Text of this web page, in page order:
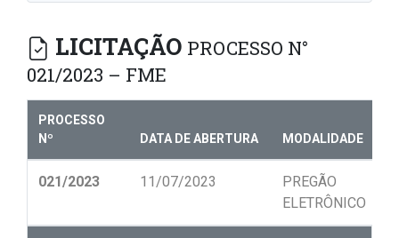
LICITAÇÃO PROCESSO N°
021/2023 – FME
PROCESSO
Nº
DATA DE ABERTURA MODALIDADE
021/2023 11/07/2023
PREGÃO
ELETRÔNICO